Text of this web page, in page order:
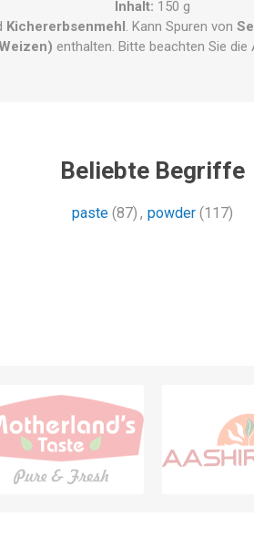
Inhalt: 150 g
Kichererbsenmehl. Kann Spuren von
enthalten. Bitte beachten Sie
Beliebte Begriffe
paste (87) , powder (117)